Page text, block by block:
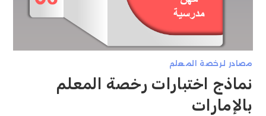
مصادر لرخصة المعلم
نماذج اختبارات رخصة المعلم
بالإمارات